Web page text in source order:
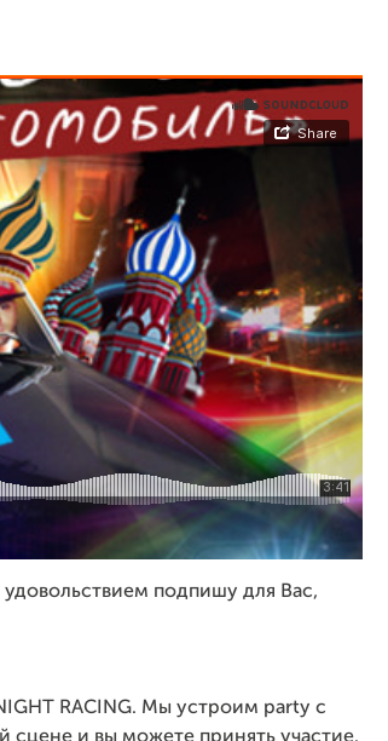
подпишу для Вас,
RACING. Мы устроим party с